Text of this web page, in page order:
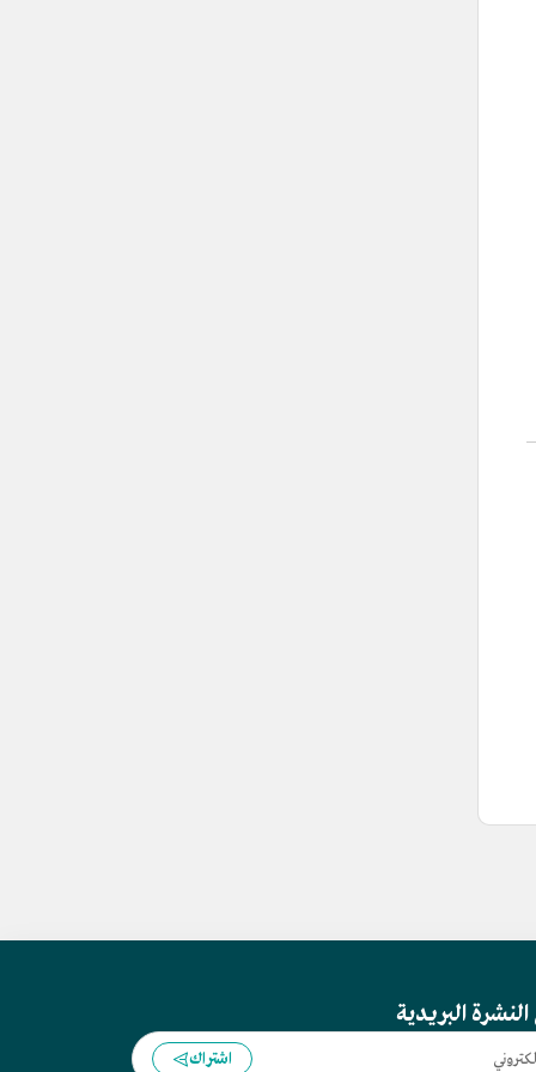
البريدية
اشتراك